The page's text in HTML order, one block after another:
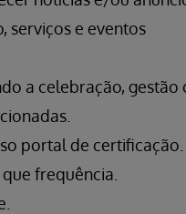
serviços e eventos
a celebração, gestão
portal de certificação.
frequência.